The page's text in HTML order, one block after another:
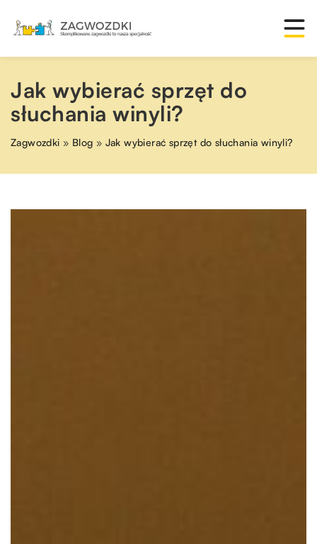
Jak wybierać sprzęt do
słuchania winyli?
Zagwozdki » Blog » Jak wybierać sprzęt do słuchania winyli?